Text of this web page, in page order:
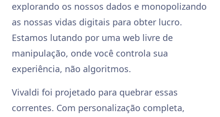
explorando os nossos dados e monopolizando
as nossas vidas digitais para obter lucro.
Estamos lutando por uma web livre de
manipulação, onde você controla sua
experiência, não algoritmos.
Vivaldi foi projetado para quebrar essas
correntes. Com personalização completa,